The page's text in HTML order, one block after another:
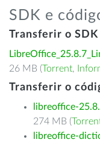
SDK e
Transferir o SDK
26 MB (Torrent,
Transferir o
libreoffice-
274 MB (
libreoffice-